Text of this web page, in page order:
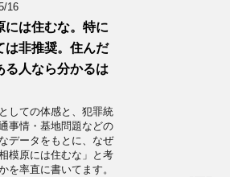
16
には住むな。特に
は非推奨。住んだ
る人なら分かるは
しての体感と、犯罪統
事情・基地問題などの
データをもとに、なぜ
模原には住むな」と考
を率直に書いてます。